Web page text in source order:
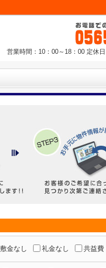
営業時間：10：00～18：00 定休
敷金なし 礼金なし 共益費